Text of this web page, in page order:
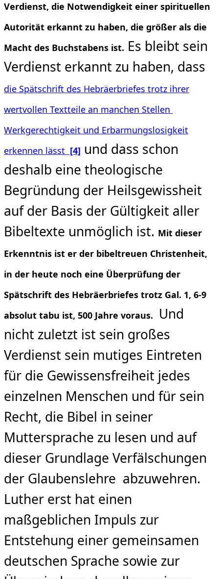
Verdienst, die Notwendigkeit einer spirituellen
Autorität erkannt zu haben, die größer als die
Macht des Buchstabens ist. Es bleibt sein
Verdienst erkannt zu haben, dass
die Spätschrift des Hebräerbriefes trotz ihrer
wertvollen Textteile an manchen Stellen
Werkgerechtigkeit und Erbarmungslosigkeit
erkennen lässt [4] und dass schon
deshalb eine theologische
Begründung der Heilsgewissheit
auf der Basis der Gültigkeit aller
Bibeltexte unmöglich ist. Mit dieser
Erkenntnis ist er der bibeltreuen Christenheit,
in der heute noch eine Überprüfung der
Spätschrift des Hebräerbriefes trotz Gal. 1, 6-9
absolut tabu ist, 500 Jahre voraus.
Und
nicht zuletzt ist sein großes
Verdienst sein mutiges Eintreten
für die Gewissensfreiheit jedes
einzelnen Menschen und für sein
Recht, die Bibel in seiner
Muttersprache zu lesen und auf
dieser Grundlage Verfälschungen
der Glaubenslehre abzuwehren.
Luther erst hat einen
maßgeblichen Impuls zur
Entstehung einer gemeinsamen
deutschen Sprache sowie zur